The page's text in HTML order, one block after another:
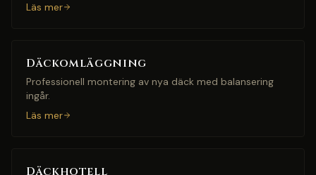
Läs mer
Däckomläggning
Professionell montering av nya däck med balansering
ingår.
Läs mer
Däckhotell